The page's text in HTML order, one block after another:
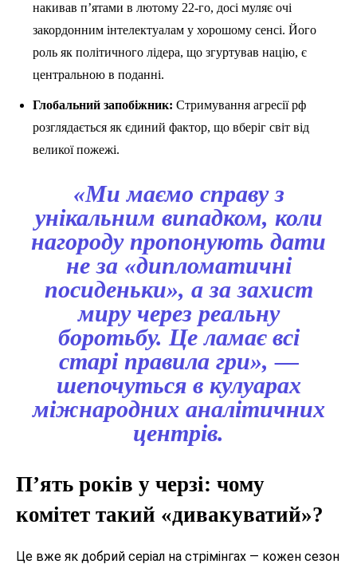
накивав п’ятами в лютому 22-го, досі муляє очі
закордонним інтелектуалам у хорошому сенсі. Його
роль як політичного лідера, що згуртував націю, є
центральною в поданні.
Глобальний запобіжник: Стримування агресії рф
розглядається як єдиний фактор, що вберіг світ від
великої пожежі.
«Ми маємо справу з
унікальним випадком, коли
нагороду пропонують дати
не за «дипломатичні
посиденьки», а за захист
миру через реальну
боротьбу. Це ламає всі
старі правила гри», —
шепочуться в кулуарах
міжнародних аналітичних
центрів.
П’ять років у черзі: чому
комітет такий «дивакуватий»?
Це вже як добрий серіал на стрімінгах — кожен сезон